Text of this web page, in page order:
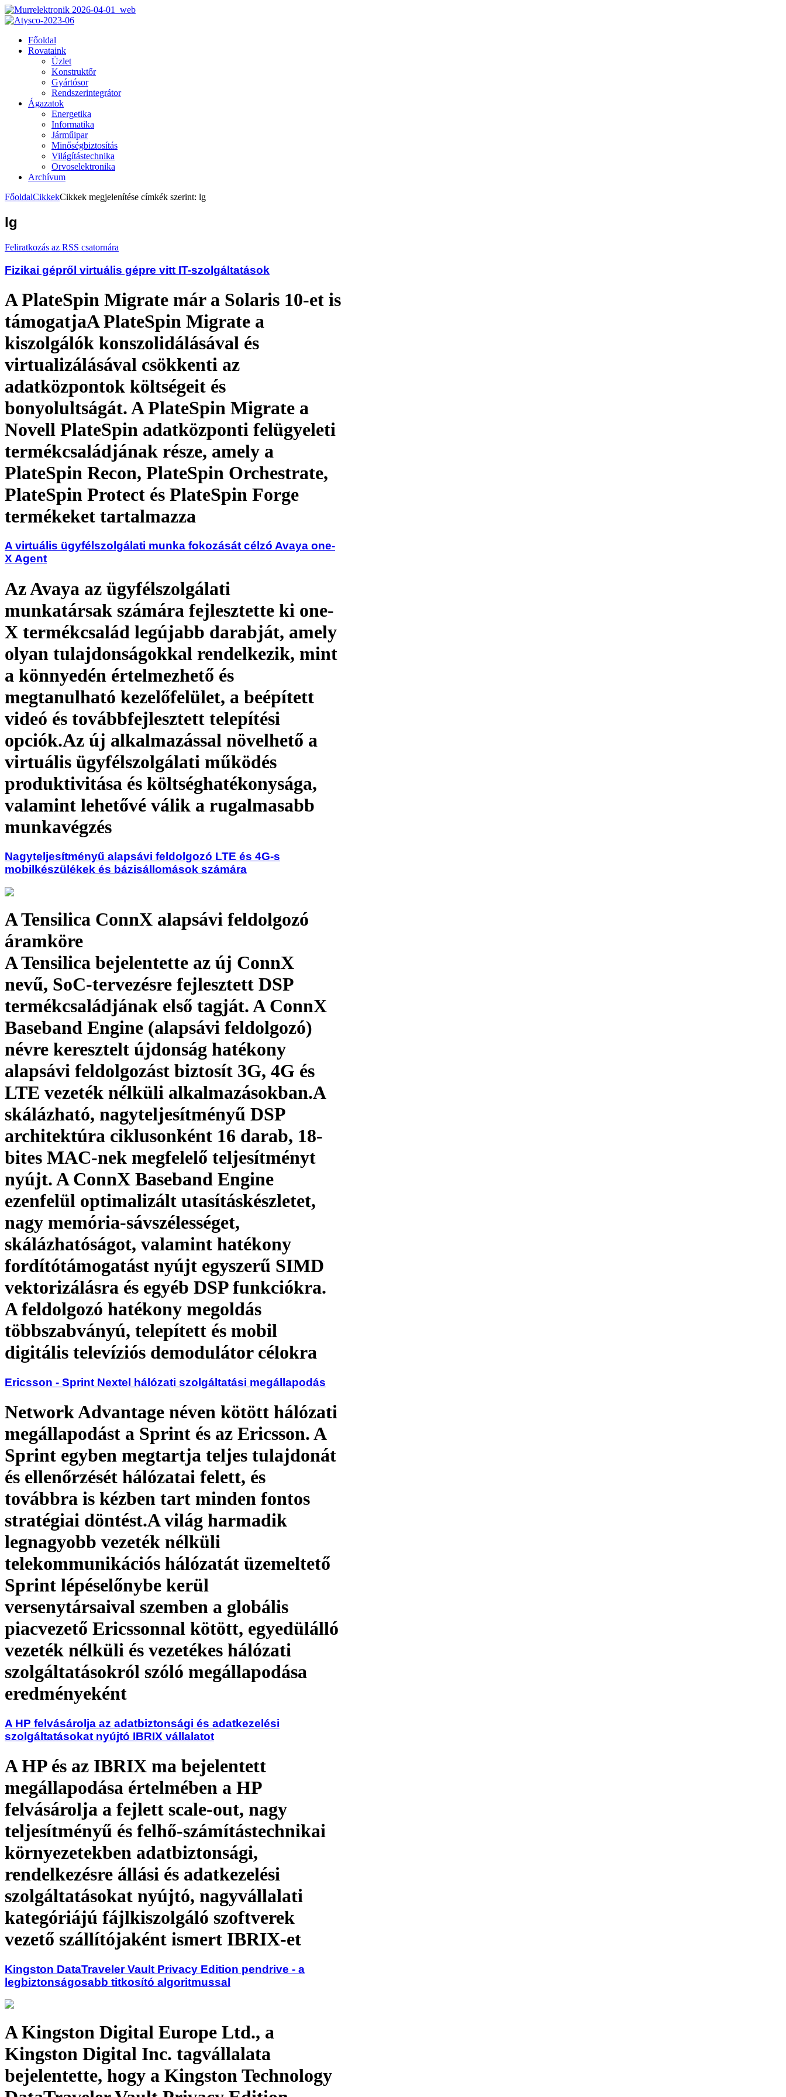
Főoldal
Rovataink
Üzlet
Konstruktőr
Gyártósor
Rendszerintegrátor
Ágazatok
Energetika
Informatika
Járműipar
Minőségbiztosítás
Világítástechnika
Orvoselektronika
Archívum
FőoldalCikkekCikkek megjelenítése címkék szerint: lg
lg
Feliratkozás az RSS csatornára
Fizikai gépről virtuális gépre vitt IT-szolgáltatások
A PlateSpin Migrate már a Solaris 10-et is
támogatjaA PlateSpin Migrate a
kiszolgálók konszolidálásával és
virtualizálásával csökkenti az
adatközpontok költségeit és
bonyolultságát. A PlateSpin Migrate a
Novell PlateSpin adatközponti felügyeleti
termékcsaládjának része, amely a
PlateSpin Recon, PlateSpin Orchestrate,
PlateSpin Protect és PlateSpin Forge
termékeket tartalmazza
A virtuális ügyfélszolgálati munka fokozását célzó Avaya one-
X Agent
Az Avaya az ügyfélszolgálati
munkatársak számára fejlesztette ki one-
X termékcsalád legújabb darabját, amely
olyan tulajdonságokkal rendelkezik, mint
a könnyedén értelmezhető és
megtanulható kezelőfelület, a beépített
videó és továbbfejlesztett telepítési
opciók.Az új alkalmazással növelhető a
virtuális ügyfélszolgálati működés
produktivitása és költséghatékonysága,
valamint lehetővé válik a rugalmasabb
munkavégzés
Nagyteljesítményű alapsávi feldolgozó LTE és 4G-s
mobilkészülékek és bázisállomások számára
A Tensilica ConnX alapsávi feldolgozó
áramköre
A Tensilica bejelentette az új ConnX
nevű, SoC-tervezésre fejlesztett DSP
termékcsaládjának első tagját. A ConnX
Baseband Engine (alapsávi feldolgozó)
névre keresztelt újdonság hatékony
alapsávi feldolgozást biztosít 3G, 4G és
LTE vezeték nélküli alkalmazásokban.A
skálázható, nagyteljesítményű DSP
architektúra ciklusonként 16 darab, 18-
bites MAC-nek megfelelő teljesítményt
nyújt. A ConnX Baseband Engine
ezenfelül optimalizált utasításkészletet,
nagy memória-sávszélességet,
skálázhatóságot, valamint hatékony
fordítótámogatást nyújt egyszerű SIMD
vektorizálásra és egyéb DSP funkciókra.
A feldolgozó hatékony megoldás
többszabványú, telepített és mobil
digitális televíziós demodulátor célokra
Ericsson - Sprint Nextel hálózati szolgáltatási megállapodás
Network Advantage néven kötött hálózati
megállapodást a Sprint és az Ericsson. A
Sprint egyben megtartja teljes tulajdonát
és ellenőrzését hálózatai felett, és
továbbra is kézben tart minden fontos
stratégiai döntést.A világ harmadik
legnagyobb vezeték nélküli
telekommunikációs hálózatát üzemeltető
Sprint lépéselőnybe kerül
versenytársaival szemben a globális
piacvezető Ericssonnal kötött, egyedülálló
vezeték nélküli és vezetékes hálózati
szolgáltatásokról szóló megállapodása
eredményeként
A HP felvásárolja az adatbiztonsági és adatkezelési
szolgáltatásokat nyújtó IBRIX vállalatot
A HP és az IBRIX ma bejelentett
megállapodása értelmében a HP
felvásárolja a fejlett scale-out, nagy
teljesítményű és felhő-számítástechnikai
környezetekben adatbiztonsági,
rendelkezésre állási és adatkezelési
szolgáltatásokat nyújtó, nagyvállalati
kategóriájú fájlkiszolgáló szoftverek
vezető szállítójaként ismert IBRIX-et
Kingston DataTraveler Vault Privacy Edition pendrive - a
legbiztonságosabb titkosító algoritmussal
A Kingston Digital Europe Ltd., a
Kingston Digital Inc. tagvállalata
bejelentette, hogy a Kingston Technology